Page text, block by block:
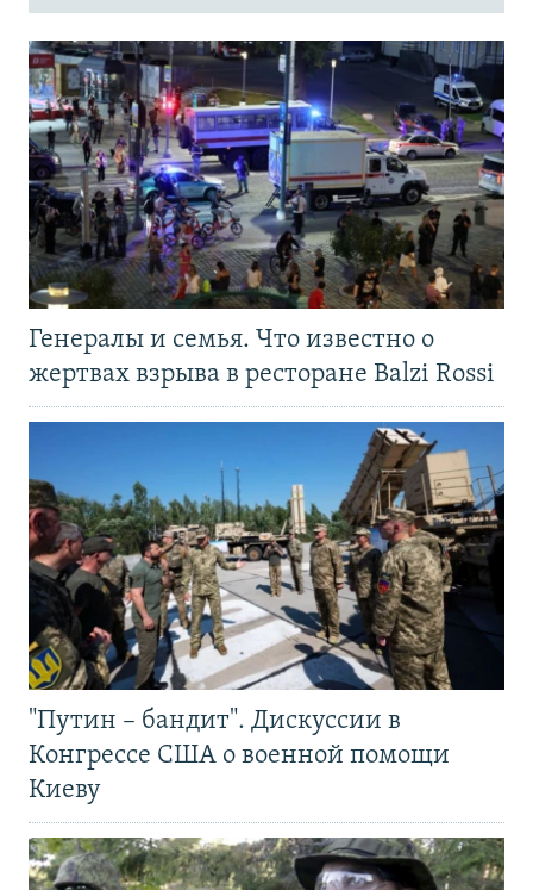
Генералы и семья. Что известно о
жертвах взрыва в ресторане Balzi Rossi
"Путин – бандит". Дискуссии в
Конгрессе США о военной помощи
Киеву